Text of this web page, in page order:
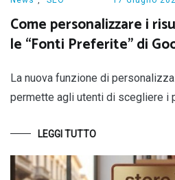
Come personalizzare i
le “Fonti Preferite” di
La nuova funzione di
permette agli utenti di scegliere i
LEGGI TUTTO